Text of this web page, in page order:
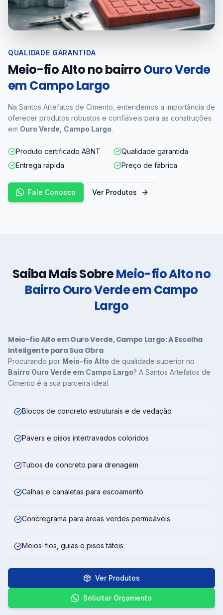
QUALIDADE GARANTIDA
Meio-fio Alto no bairroOuro Verde
em Campo Largo
Na Santos Artefatos de Cimento, entendemos a importância de
oferecer produtos robustos e confiáveis para as construções
em Ouro Verde, Campo Largo.
Produto certificado ABNT
Qualidade garantida
Entrega rápida
Preço de fábrica
Fale Conosco Ver Produtos
Saiba Mais SobreMeio-fio Alto no
Bairro Ouro Verde em Campo
Largo
Meio-fio Alto em Ouro Verde, Campo Largo: A Escolha
Inteligente para Sua Obra
Procurando por Meio-fio Alto de qualidade superior no
Bairro Ouro Verde em Campo Largo? A Santos Artefatos de
Cimento é a sua parceira ideal.
Blocos de concreto estruturais e de vedação
Pavers e pisos intertravados coloridos
Tubos de concreto para drenagem
Calhas e canaletas para escoamento
Concregrama para áreas verdes permeáveis
Meios-fios, guias e pisos táteis
Ver Produtos
Solicitar Orçamento